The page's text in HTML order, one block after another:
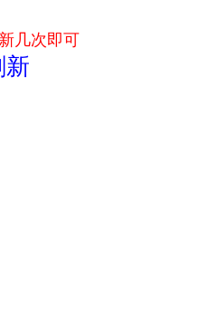
几次即可
新